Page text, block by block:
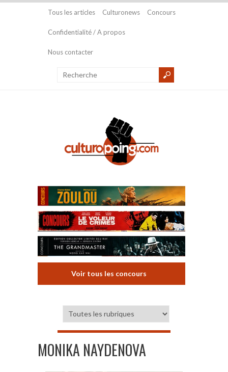
Tous les articles Culturonews Concours
Confidentialité / A propos
Nous contacter
Voir tous les concours
MONIKA NAYDENOVA